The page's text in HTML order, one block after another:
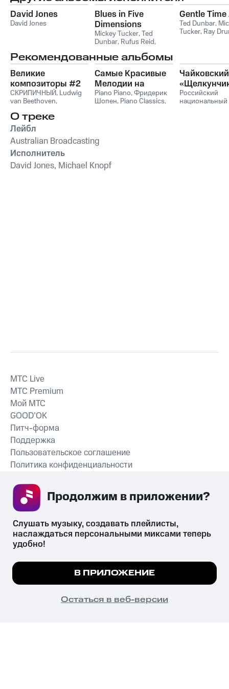
David Jones
David Jones
Blues in Five
Dimensions
Mickey Tucker,Ted
Dunbar, Rufus Reid,
Gentle Time
Ted Dunbar,
Tucker, Ray
Рекомендованные альбомы
Великие
композиторы #2
СКРИПИЧНЫЙ, Ludwig
van Beethoven,
Франц Шуберт
String Orchestra
Антонио Вивальди
Самые Красивые
Мелодии на
Пианино
Piano Piano,Фридерик
Шопен, Piano Classics,
Чайковский
Российский
национальный
О треке
Лейбл
Australian Broadcasting
Исполнитель
David Jones, Michael Knopf
СКАЧАТЬ ПРИЛОЖЕНИЕ
MTС Live
MTС Premium
Мой МТС
GOOD’OK
Питч-форма
Поддержка
Пользовательское соглашение
Политика конфиденциальности
психотропных веществ, их аналогов причиняет вред здоровью,
их незаконный оборот запрещён и влечёт установленную
законодательством ответственность.
© 2026 ООО «КИОН».
Все права защищены
Мы используем куки, чтобы на сайте все
Подробнее
ПОНЯТНО
Слушать музыку, создавать плейлисты,
наслаждаться персональными миксами теперь
удобно!
В ПРИЛОЖЕНИЕ
Остаться в веб-версии